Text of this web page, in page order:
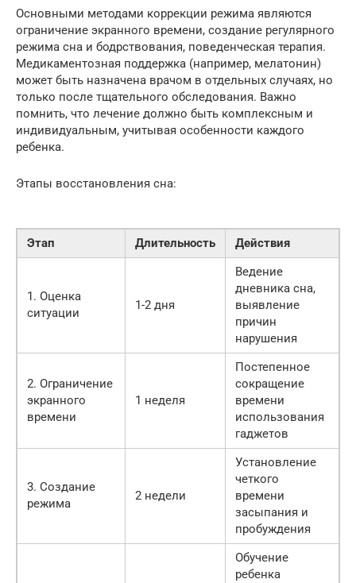
Основными методами коррекции режима являются
ограничение экранного времени, создание регулярного
режима сна и бодрствования, поведенческая терапия.
Медикаментозная поддержка (например, мелатонин)
может быть назначена врачом в отдельных случаях, но
только после тщательного обследования. Важно
помнить, что лечение должно быть комплексным и
индивидуальным, учитывая особенности каждого
ребенка.
Этапы восстановления сна:
Этап Длительность Действия
1. Оценка
ситуации
1-2 дня
Ведение
дневника сна,
выявление
причин
нарушения
2. Ограничение
экранного
времени
1 неделя
Постепенное
сокращение
времени
использования
гаджетов
3. Создание
режима
2 недели
Установление
четкого
времени
засыпания и
пробуждения
Обучение
ребенка